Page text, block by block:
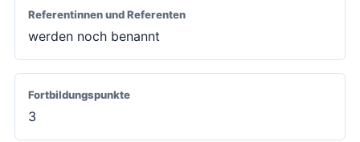
Referentinnen und Referenten
werden noch benannt
Fortbildungspunkte
3